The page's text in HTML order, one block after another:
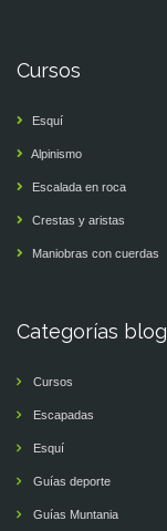
Cursos
Esquí
Alpinismo
Escalada en roca
Crestas y aristas
Maniobras con cuerdas
Categorías blog
Cursos
Escapadas
Esquí
Guías deporte
Guías Muntania